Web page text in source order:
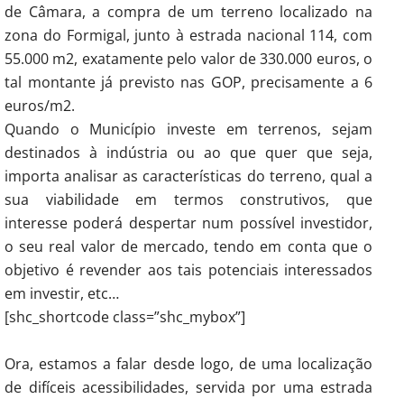
de Câmara, a compra de um terreno localizado na
zona do Formigal, junto à estrada nacional 114, com
55.000 m2, exatamente pelo valor de 330.000 euros, o
tal montante já previsto nas GOP, precisamente a 6
euros/m2.
Quando o Município investe em terrenos, sejam
destinados à indústria ou ao que quer que seja,
importa analisar as características do terreno, qual a
sua viabilidade em termos construtivos, que
interesse poderá despertar num possível investidor,
o seu real valor de mercado, tendo em conta que o
objetivo é revender aos tais potenciais interessados
em investir, etc…
[shc_shortcode class=”shc_mybox”]
Ora, estamos a falar desde logo, de uma localização
de difíceis acessibilidades, servida por uma estrada